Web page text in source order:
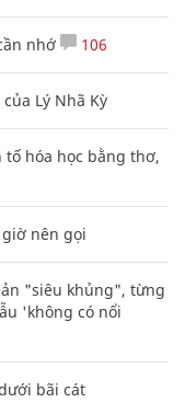
nhớ 106
Lý Nhã Kỳ
tố hóa học bằng thơ,
nên gọi
"siêu khủng", từng
'không có nổi
bãi cát